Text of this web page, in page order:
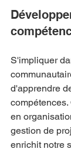
S'impliquer
d'apprendre
en
gestion de
enrichit notre